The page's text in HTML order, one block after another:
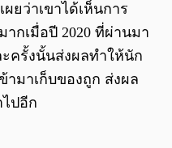
ผยว่าเขาได้เห็นการ
ากเมื่อปี 2020 ที่ผ่านมา
ครั้งนั้นส่งผลทำให้นัก
มาเก็บของถูก ส่งผล
ปอีก